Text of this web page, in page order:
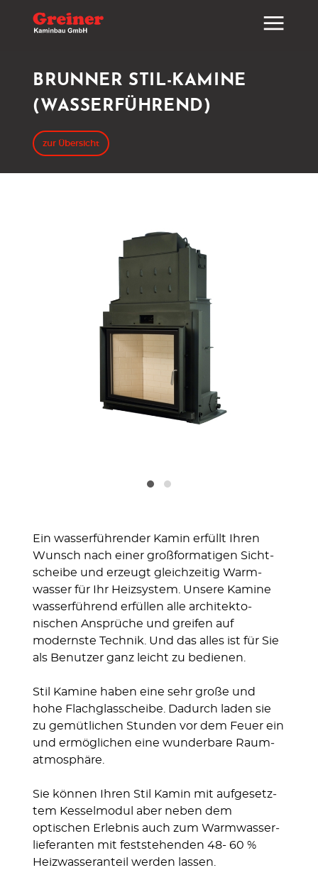
BRUNNER STIL-KAMINE
(WASSERFÜHREND)
zur Übersicht
Ein wasserführen­der Kamin erfüllt Ihren
Wunsch nach einer groß­forma­tigen Sicht­
scheibe und erzeugt gleich­zeitig Warm­
wasser für Ihr Heiz­system. Unsere Kamine
wasser­füh­rend erfüllen alle archi­tekto­
nischen Ansprü­che und greifen auf
modern­ste Technik. Und das alles ist für Sie
als Be­nutzer ganz leicht zu bedie­nen.
Stil Kamine haben eine sehr große und
hohe Flach­glas­scheibe. Dadurch laden sie
zu gemüt­lichen Stunden vor dem Feuer ein
und ermög­lichen eine wunder­bare Raum­
atmo­sphäre.
Sie können Ihren Stil Kamin mit auf­gesetz­
tem Kessel­modul aber neben dem
optischen Erleb­nis auch zum Warm­wasser­
liefe­ranten mit fest­stehen­den 48- 60 %
Heiz­wasser­anteil werden lassen.